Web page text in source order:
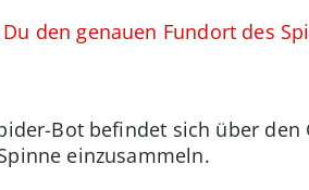
den genauen Fundort des
Bot befindet sich über
einzusammeln.